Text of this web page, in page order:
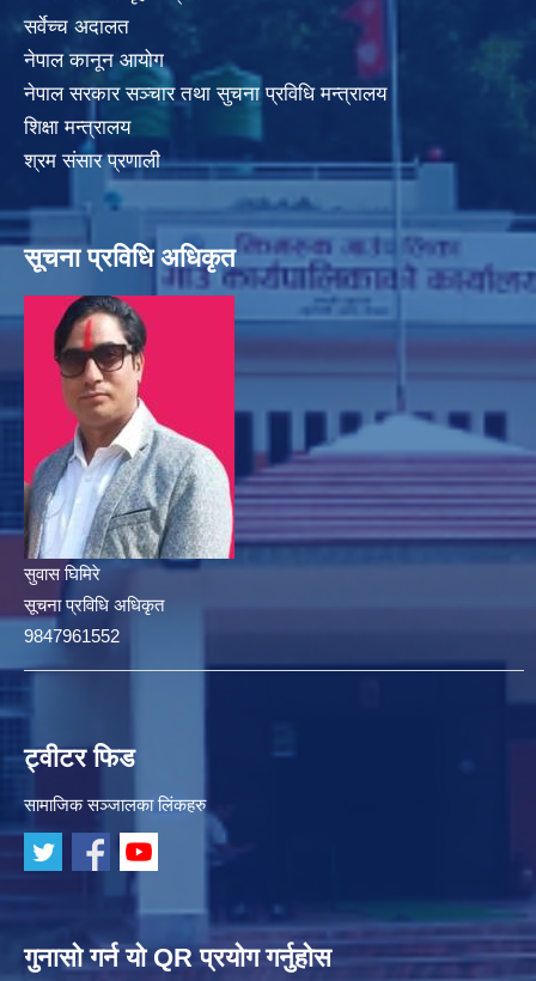
सर्वेच्च अदालत
नेपाल कानून आयोग
नेपाल सरकार सञ्चार तथा सुचना प्रविधि मन्त्रालय
शिक्षा मन्त्रालय
श्रम संसार प्रणाली
सूचना प्रविधि अधिकृत
सुवास घिमिरे
सूचना प्रविधि अधिकृत
9847961552
ट्वीटर फिड
सामाजिक सञ्जालका लिंकहरु
गुनासो गर्न यो QR प्रयोग गर्नुहोस